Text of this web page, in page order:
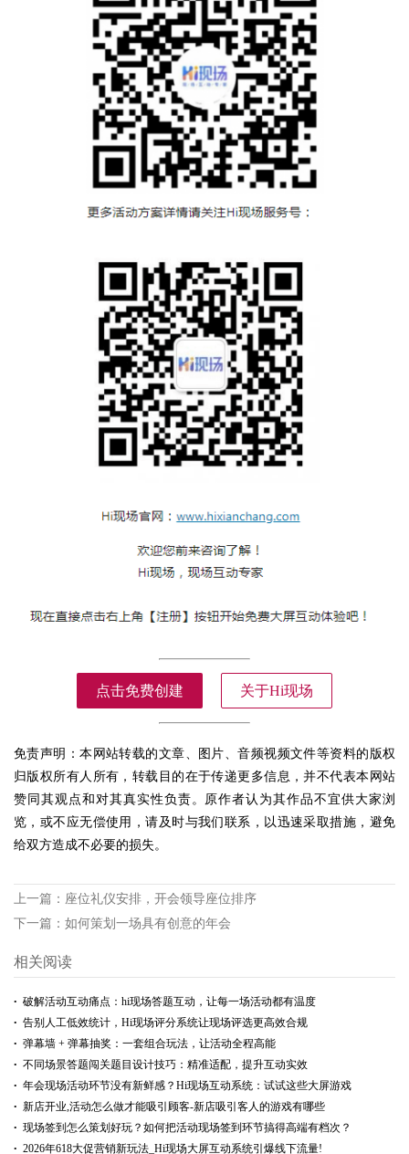
点击免费创建 关于Hi现场
免责声明：本网站转载的文章、图片、音频视频文件等资料的版权
归版权所有人所有，转载目的在于传递更多信息，并不代表本网站
赞同其观点和对其真实性负责。原作者认为其作品不宜供大家浏
览，或不应无偿使用，请及时与我们联系，以迅速采取措施，避免
给双方造成不必要的损失。
上一篇： 座位礼仪安排，开会领导座位排序
下一篇： 如何策划一场具有创意的年会
相关阅读
破解活动互动痛点：hi现场答题互动，让每一场活动都有温度
告别人工低效统计，Hi现场评分系统让现场评选更高效合规
弹幕墙 + 弹幕抽奖：一套组合玩法，让活动全程高能
不同场景答题闯关题目设计技巧：精准适配，提升互动实效
年会现场活动环节没有新鲜感？Hi现场互动系统：试试这些大屏游戏
新店开业,活动怎么做才能吸引顾客-新店吸引客人的游戏有哪些
现场签到怎么策划好玩？如何把活动现场签到环节搞得高端有档次？
2026年618大促营销新玩法_Hi现场大屏互动系统引爆线下流量!